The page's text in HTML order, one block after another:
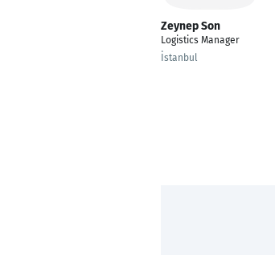
Zeynep Son
Logistics Manager
İstanbul